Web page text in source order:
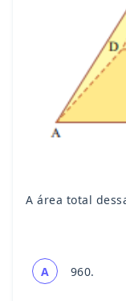
A área total
A 960.